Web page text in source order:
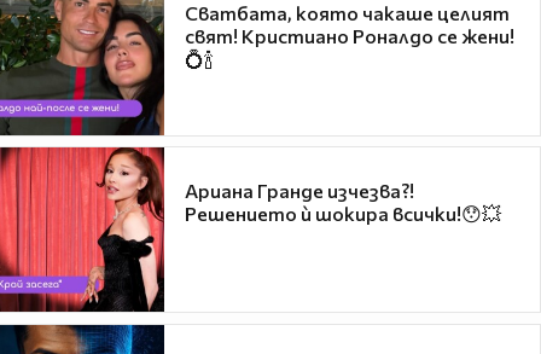
Сватбата, която чакаше целият
свят! Кристиано Роналдо се жени!
💍🍾
Ариана Гранде изчезва?!
Решението ѝ шокира всички!😯💥